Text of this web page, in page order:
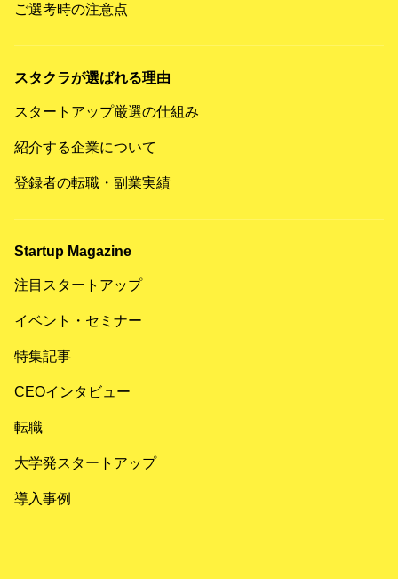
ご選考時の注意点
スタクラが選ばれる理由
スタートアップ厳選の仕組み
紹介する企業について
登録者の転職・副業実績
Startup Magazine
注目スタートアップ
イベント・セミナー
特集記事
CEOインタビュー
転職
大学発スタートアップ
導入事例